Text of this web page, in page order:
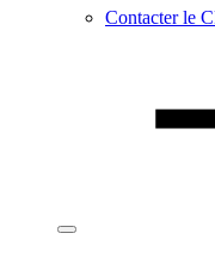
Contacter le